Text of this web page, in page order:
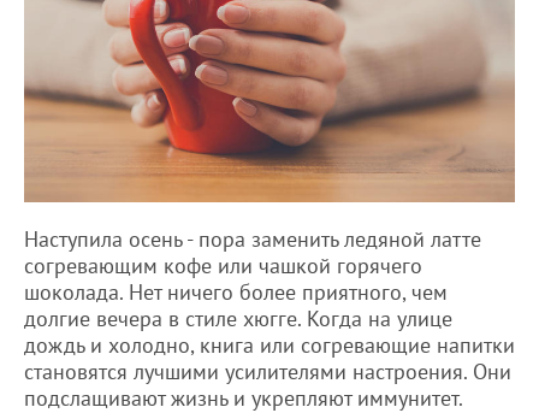
Наступила осень - пора заменить ледяной латте
согревающим кофе или чашкой горячего
шоколада. Нет ничего более приятного, чем
долгие вечера в стиле хюгге. Когда на улице
дождь и холодно, книга или согревающие напитки
становятся лучшими усилителями настроения. Они
подслащивают жизнь и укрепляют иммунитет.